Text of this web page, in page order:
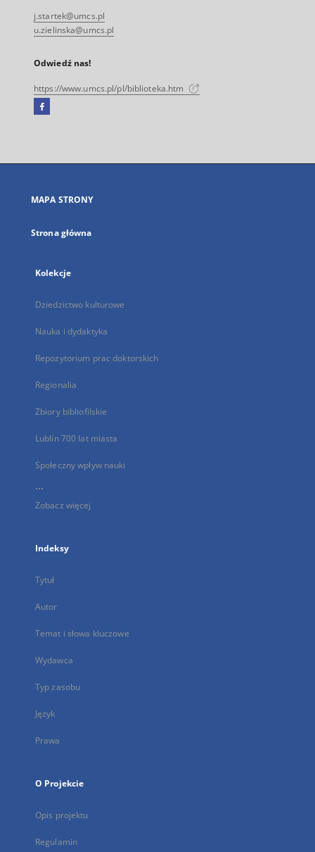
j.startek@umcs.pl
u.zielinska@umcs.pl
Odwiedź nas!
https://www.umcs.pl/pl/biblioteka.htm
Facebook
się
karcie
MAPA STRONY
Strona główna
Kolekcje
Dziedzictwo kulturowe
Nauka i dydaktyka
Repozytorium prac doktorskich
Regionalia
Zbiory bibliofilskie
Lublin 700 lat miasta
Społeczny wpływ nauki
...
Zobacz więcej
Indeksy
Tytuł
Autor
Temat i słowa kluczowe
Wydawca
Typ zasobu
Język
Prawa
O Projekcie
Opis projektu
Regulamin